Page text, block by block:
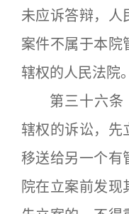
未应诉答辩，人
案件不属于本院
辖权的人民法院。
第三十六
辖权的诉讼，先
移送给另一个有
院在立案前发现